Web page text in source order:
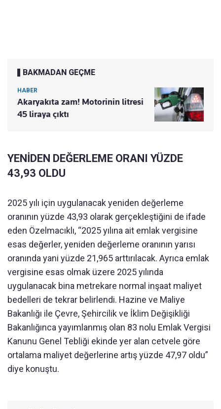
BAKMADAN GEÇME
HABER
Akaryakıta zam! Motorinin litresi
45 liraya çıktı
YENİDEN DEĞERLEME ORANI YÜZDE
43,93 OLDU
2025 yılı için uygulanacak yeniden değerleme
oranının yüzde 43,93 olarak gerçekleştiğini de ifade
eden Özelmacıklı, “2025 yılına ait emlak vergisine
esas değerler, yeniden değerleme oranının yarısı
oranında yani yüzde 21,965 arttırılacak. Ayrıca emlak
vergisine esas olmak üzere 2025 yılında
uygulanacak bina metrekare normal inşaat maliyet
bedelleri de tekrar belirlendi. Hazine ve Maliye
Bakanlığı ile Çevre, Şehircilik ve İklim Değişikliği
Bakanlığınca yayımlanmış olan 83 nolu Emlak Vergisi
Kanunu Genel Tebliği ekinde yer alan cetvele göre
ortalama maliyet değerlerine artış yüzde 47,97 oldu”
diye konuştu.